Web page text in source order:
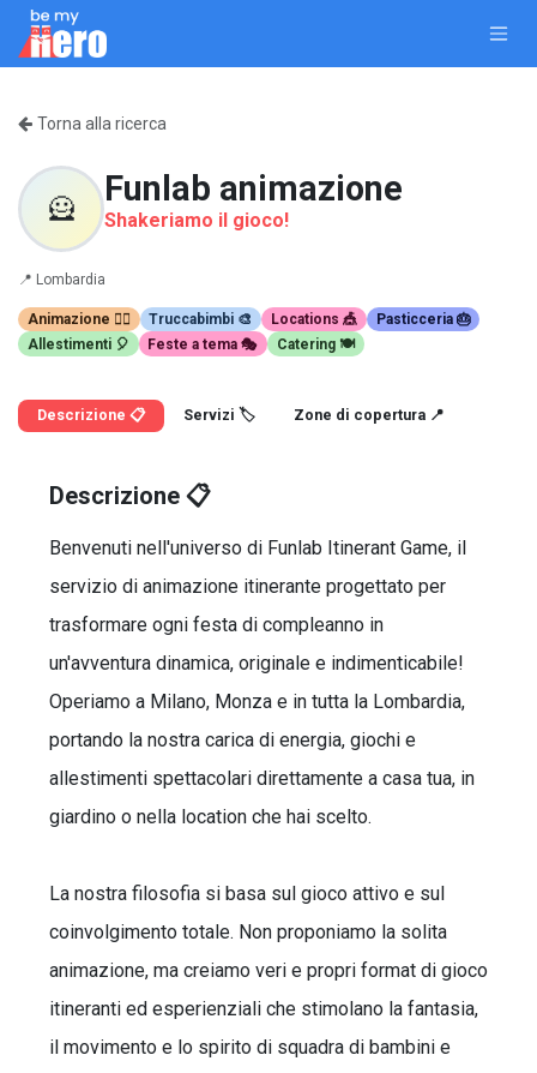
Passa al contenuto
Torna alla ricerca
🦸 Funlab animazione
Shakeriamo il gioco!
📍 Lombardia
Animazione 🤹‍♂️ Truccabimbi 🎨 Locations 🎪
Pasticceria 🎂
Allestimenti 🎈
Feste a tema 🎭 Catering 🍽️
Descrizione 📋 Servizi 🏷️ Zone di copertura 📍
Descrizione 📋
Benvenuti nell'universo di Funlab Itinerant Game, il
servizio di animazione itinerante progettato per
trasformare ogni festa di compleanno in
un'avventura dinamica, originale e indimenticabile!
Operiamo a Milano, Monza e in tutta la Lombardia,
portando la nostra carica di energia, giochi e
allestimenti spettacolari direttamente a casa tua, in
giardino o nella location che hai scelto.
La nostra filosofia si basa sul gioco attivo e sul
coinvolgimento totale. Non proponiamo la solita
animazione, ma creiamo veri e propri format di gioco
itineranti ed esperienziali che stimolano la fantasia,
il movimento e lo spirito di squadra di bambini e